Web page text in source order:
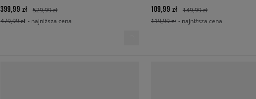
399,99 zł
529,99 zł
479,99 zł - najniższa cena
109,99 zł
149,99 zł
119,99 zł - najniższa cena